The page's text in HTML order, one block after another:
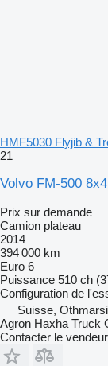
HMF5030 Flyjib &
21
Volvo FM-500
Prix sur demande
Camion plateau
2014
394 000 km
Euro 6
Puissance 510 ch
Configuration de
Suisse,
Agron Haxha Truck
Contacter le vendeur